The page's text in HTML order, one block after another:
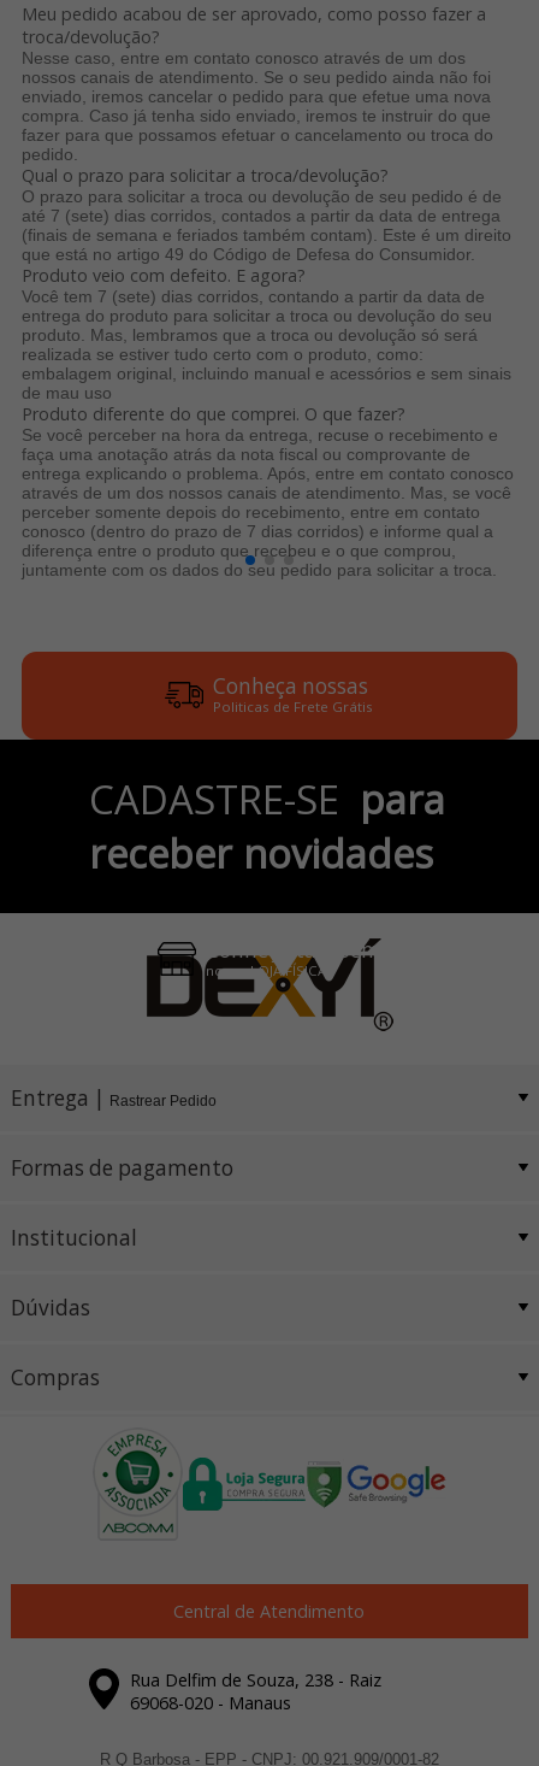
Meu pedido acabou de ser aprovado, como posso fazer a
troca/devolução?
Nesse caso, entre em contato conosco através de um dos
nossos canais de atendimento. Se o seu pedido ainda não foi
enviado, iremos cancelar o pedido para que efetue uma nova
compra. Caso já tenha sido enviado, iremos te instruir do que
fazer para que possamos efetuar o cancelamento ou troca do
pedido.
Qual o prazo para solicitar a troca/devolução?
O prazo para solicitar a troca ou devolução de seu pedido é de
até 7 (sete) dias corridos, contados a partir da data de entrega
(finais de semana e feriados também contam). Este é um direito
que está no artigo 49 do Código de Defesa do Consumidor.
Produto veio com defeito. E agora?
Você tem 7 (sete) dias corridos, contando a partir da data de
entrega do produto para solicitar a troca ou devolução do seu
produto. Mas, lembramos que a troca ou devolução só ser
realizada se estiver tudo certo com o produto, como:
embalagem original, incluindo manual e acessórios e sem sinais
de mau uso
Produto diferente do que comprei. O que fazer?
Se você perceber na hora da entrega, recuse o recebimento e
faça uma anotação atrás da nota fiscal ou comprovante de
entrega explicando o problema. Após, entre em contato conosco
através de um dos nossos canais de atendimento. Mas, se você
perceber somente depois do recebimento, entre em contato
conosco (dentro do prazo de 7 dias corridos) e informe qual a
diferença entre o produto que recebeu e o que comprou,
juntamente com os dados do seu pedido para solicitar a troca.
Conheça nossas
Politicas de Frete Grátis
no Cartão de Crédito
Pix e Boleto
Conheça também
nossa LOJA FÍSICA
CADASTRE-SE para
receber novidades
Entrega | Rastrear Pedido
Formas de pagamento
Institucional
Dúvidas
Compras
Central de Atendimento
Rua Delfim de Souza, 238 - Raiz
69068-020 - Manaus
R Q Barbosa - EPP - CNPJ: 00.921.909/0001-82